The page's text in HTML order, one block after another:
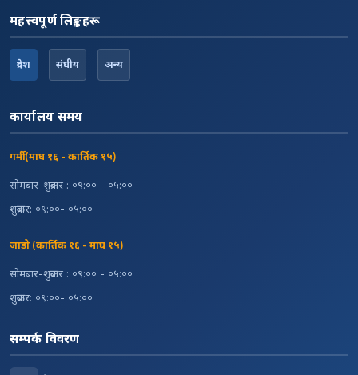
महत्त्वपूर्ण लिङ्कहरू
प्रदेश संघीय अन्य
कार्यालय समय
गर्मी (माघ १६ - कार्तिक १५)
सोमबार-शुक्रबार : ०९:०० - ०५:००
शुक्रबार: ०९:००- ०५:००
जाडो (कार्तिक १६ - माघ १५)
सोमबार-शुक्रबार : ०९:०० - ०५:००
शुक्रबार: ०९:००- ०५:००
सम्पर्क विवरण